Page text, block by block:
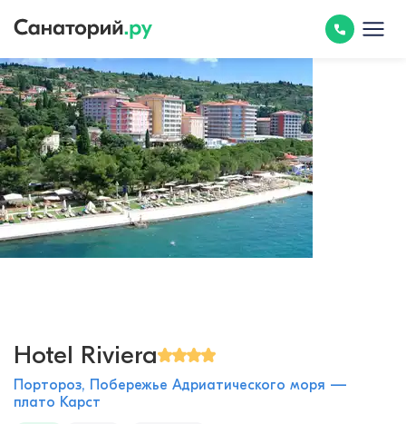
Hotel Riviera
Портороз, Побережье Адриатического моря —
плато Карст